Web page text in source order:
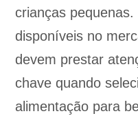
crianças
disponíveis no
devem prestar
chave quando
alimentação para